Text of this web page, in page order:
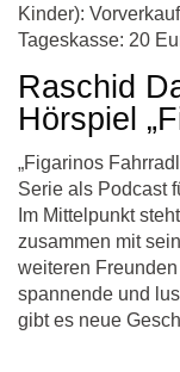
Kinder):
Tageskasse: 20
Raschid
Hörspiel
„Figarinos
Serie als Podcast
Im Mittelpunkt
zusammen mit
weiteren
spannende und
gibt es neue